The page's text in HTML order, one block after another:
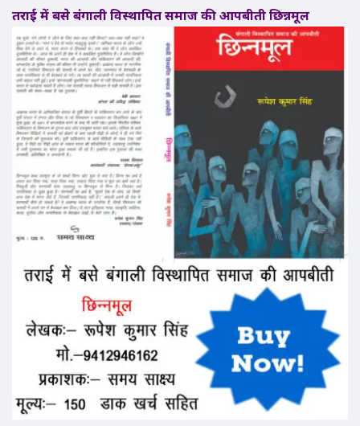
तराई में बसे बंगाली विस्थापित समाज की आपबीती छिन्नमूल